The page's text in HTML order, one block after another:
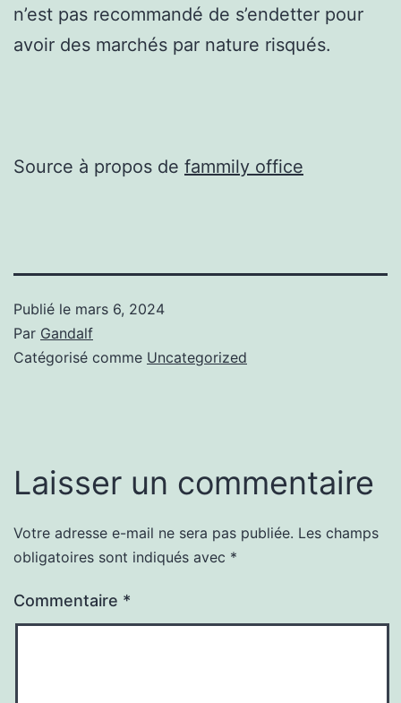
n’est pas recommandé de s’endetter pour
avoir des marchés par nature risqués.
Source à propos de fammily office
Publié le mars 6, 2024
Par Gandalf
Catégorisé comme Uncategorized
Laisser un commentaire
Votre adresse e-mail ne sera pas publiée. Les champs
obligatoires sont indiqués avec *
Commentaire *